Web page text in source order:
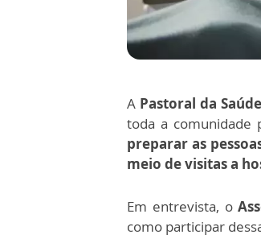
A Pastoral da
toda a comunidade
preparar as
meio de visitas a
Em entrevista, o
como participar